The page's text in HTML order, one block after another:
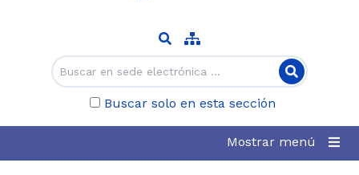
Buscar solo en esta sección
Mostrar menú